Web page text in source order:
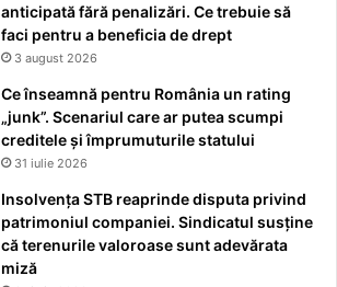
anticipată fără penalizări. Ce trebuie să
faci pentru a beneficia de drept
3 august 2026
Ce înseamnă pentru România un rating
„junk”. Scenariul care ar putea scumpi
creditele și împrumuturile statului
31 iulie 2026
Insolvența STB reaprinde disputa privind
patrimoniul companiei. Sindicatul susține
că terenurile valoroase sunt adevărata
miză